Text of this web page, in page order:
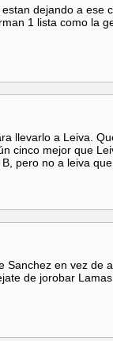
dejando a ese
1 lista como la
llevarlo a Leiva.
cinco mejor que
pero no a leiva
Sanchez en vez de
de jorobar